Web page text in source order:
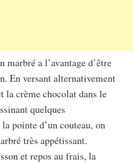
marbré a l’avantage d’être
En versant alternativement
la crème chocolat dans le
quelques
pointe d’un couteau, on
très appétissant.
et repos au frais, la